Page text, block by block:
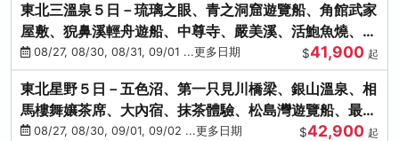
東北三溫泉５日－琉璃之眼、青之洞窟遊覽船、角館武家
屋敷、猊鼻溪輕舟遊船、中尊寺、嚴美溪、活鮑魚燒、烤
牡蠣、握壽司體驗
08/27, 08/30, 08/31, 09/01 ...更多日期 $41,900 起
東北星野５日－五色沼、第一只見川橋梁、銀山溫泉、相
馬樓舞孃茶席、大內宿、抹茶體驗、松島灣遊覽船、最上
川輕舟、螃蟹御膳
08/27, 08/30, 09/01, 09/02 ...更多日期 $42,900 起